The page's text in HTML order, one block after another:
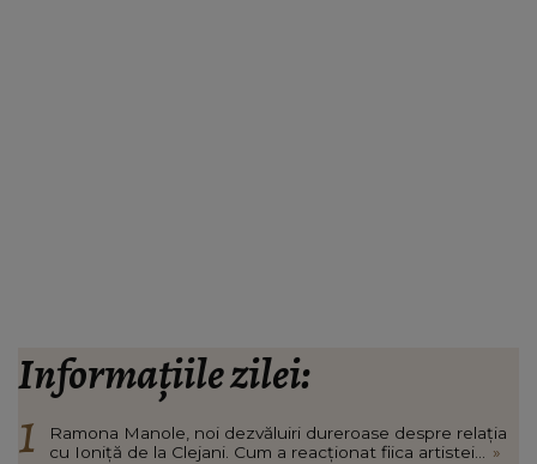
Informațiile zilei:
Ramona Manole, noi dezvăluiri dureroase despre relația
cu Ioniță de la Clejani. Cum a reacționat fiica artistei...
»